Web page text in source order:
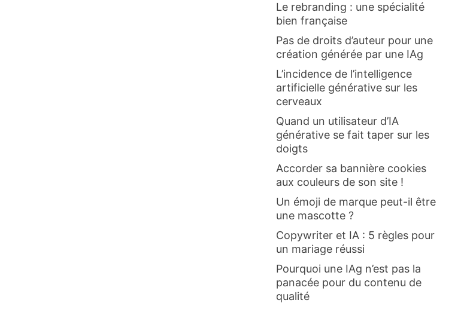
Le rebranding : une spécialité
bien française
Pas de droits d’auteur pour une
création générée par une IAg
L’incidence de l’intelligence
artificielle générative sur les
cerveaux
Quand un utilisateur d’IA
générative se fait taper sur les
doigts
Accorder sa bannière cookies
aux couleurs de son site !
Un émoji de marque peut-il être
une mascotte ?
Copywriter et IA : 5 règles pour
un mariage réussi
Pourquoi une IAg n’est pas la
panacée pour du contenu de
qualité